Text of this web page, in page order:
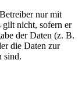
nur mit
gilt nicht, sofern er
der Daten (z. B.
die Daten zur
sind.